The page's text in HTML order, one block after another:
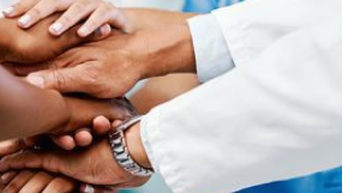
niệm trong cuộc sống
chuông điện thoại, hãy ngồi
và tận hưởng hơi thở vào